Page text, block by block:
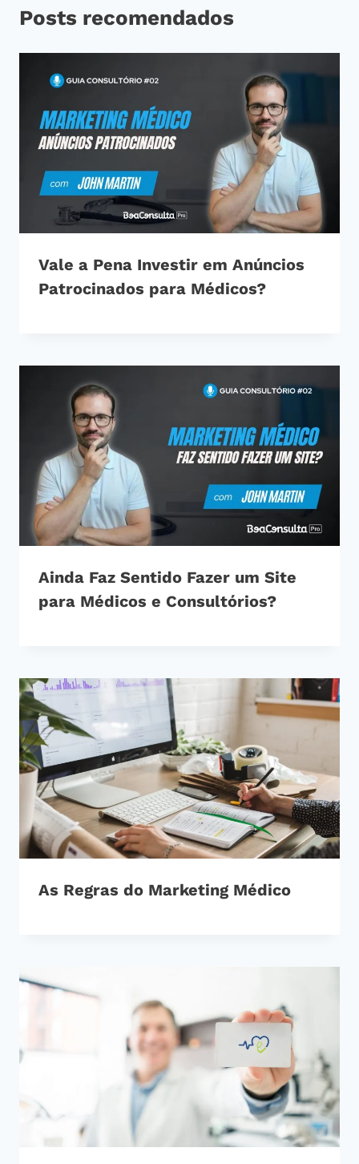
Posts recomendados
Vale a Pena Investir em Anúncios
Patrocinados para Médicos?
Ainda Faz Sentido Fazer um Site
para Médicos e Consultórios?
As Regras do Marketing Médico